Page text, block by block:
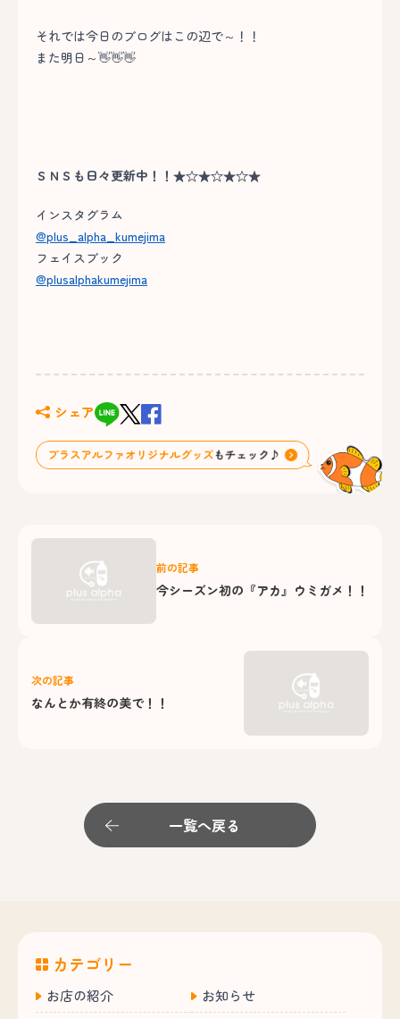
それでは今日のブログはこの辺で～！！
また明日～👋👋👋
ＳＮＳも日々更新中！！★☆★☆★☆★
インスタグラム
@plus_alpha_kumejima
フェイスブック
@plusalphakumejima
シェア
前の記事
今シーズン初の『アカ』ウミガメ！！
次の記事
なんとか有終の美で！！
一覧へ戻る
カテゴリー
お店の紹介
お知らせ